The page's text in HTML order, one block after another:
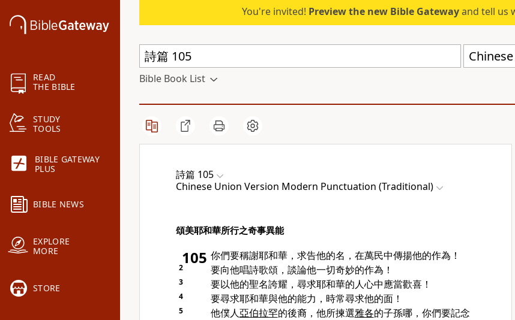
READ
THE BIBLE
STUDY
TOOLS
BIBLE GATEWAY
PLUS
BIBLE NEWS
EXPLORE
MORE
STORE
You're invited! Preview the new Bible Gatewayand tell us
Bible Book List
詩篇 105
Chinese Union Version Modern Punctuation (Traditional)
頌美耶和華所行之奇事異能
105 你們要稱謝耶和華，求告他的名，在萬民中傳揚他的作為！
2 要向他唱詩歌頌，談論他一切奇妙的作為！
3 要以他的聖名誇耀，尋求耶和華的人心中應當歡喜！
4 要尋求耶和華與他的能力，時常尋求他的面！
5 他僕人亞伯拉罕的後裔，他所揀選雅各的子孫哪，你們要記念